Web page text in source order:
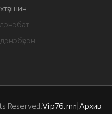
Reserved.Vip76.mn|Архив